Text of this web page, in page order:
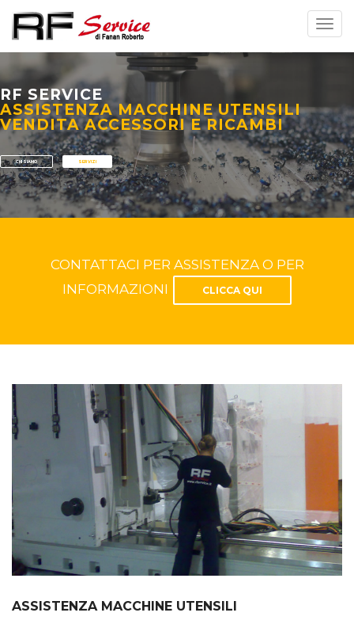
RF SERVICE
ASSISTENZA MACCHINE UTENSILI
VENDITA ACCESSORI E RICAMBI
CHI SIAMO SERVIZI
CONTATTACI PER ASSISTENZA O PER
INFORMAZIONI
CLICCA QUI
ASSISTENZA MACCHINE UTENSILI